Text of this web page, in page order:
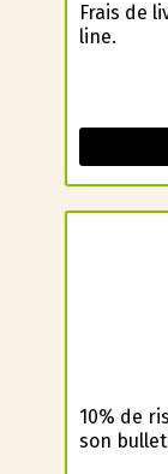
Frais de
line.
10% de
son